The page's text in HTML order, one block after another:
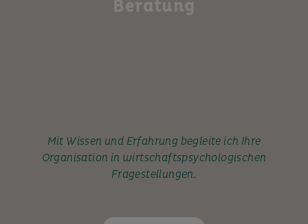
Beratung
Mit Wissen und Erfahrung begleite ich Ihre
Organisation in wirtschaftspsychologischen
Fragestellungen.